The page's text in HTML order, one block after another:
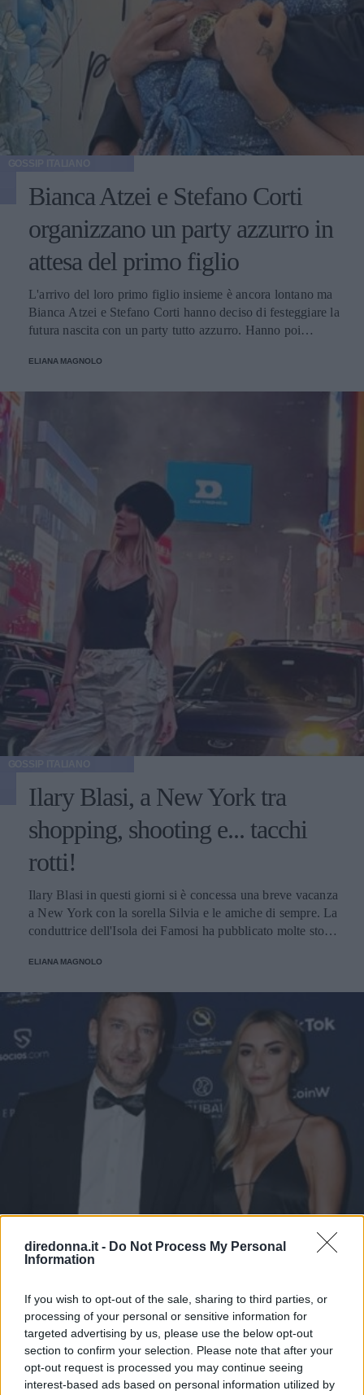
diredonna.it - Do Not Process My Personal
Information
If you wish to opt-out of the sale, sharing to third parties, or
processing of your personal or sensitive information for
targeted advertising by us, please use the below opt-out
section to confirm your selection. Please note that after your
opt-out request is processed you may continue seeing
interest-based ads based on personal information utilized by
Bianca Atzei e Stefano Corti
organizzano un party azzurro in
attesa del primo figlio
L'arrivo del loro primo figlio insieme è ancora lontano ma
Bianca Atzei e Stefano Corti hanno deciso di festeggiare la
futura nascita con un party tutto azzurro. Hanno poi
famiglia.
ELIANA MAGNOLO
Ilary Blasi, a New York tra
shopping, shooting e... tacchi
rotti!
Ilary Blasi in questi giorni si è concessa una breve vacanza
a New York con la sorella Silvia e le amiche di sempre. La
conduttrice dell'Isola dei Famosi ha pubblicato molte storie
suoi numerosi follower.
ELIANA MAGNOLO
GOSSIP ITALIANO